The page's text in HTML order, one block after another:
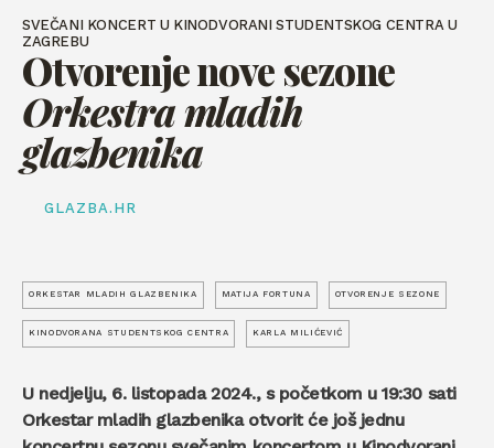
SVEČANI KONCERT U KINODVORANI STUDENTSKOG CENTRA U
ZAGREBU
Otvorenje nove sezone
Orkestra mladih
glazbenika
GLAZBA.HR
ORKESTAR MLADIH GLAZBENIKA MATIJA FORTUNA OTVORENJE SEZONE
KINODVORANA STUDENTSKOG CENTRA KARLA MILIĆEVIĆ
U nedjelju, 6. listopada 2024., s početkom u 19:30 sati
Orkestar mladih glazbenika otvorit će još jednu